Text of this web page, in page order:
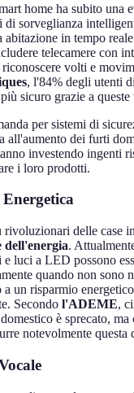
home ha subito una
di sorveglianza
abitazione in tempo
telecamere con
volti e
, l'84% degli utenti
sicuro grazie a queste
per sistemi di
all'aumento dei furti
investendo ingenti
i loro prodotti.
delle case
dell'energia.
luci a LED possono
quando non sono
un risparmio
Secondo l'ADEME,
è sprecato, ma
notevolmente questa